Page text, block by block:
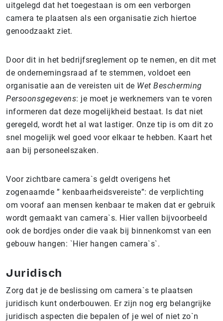
uitgelegd dat het toegestaan is om een verborgen
camera te plaatsen als een organisatie zich hiertoe
genoodzaakt ziet.
Door dit in het bedrijfsreglement op te nemen, en dit met
de ondernemingsraad af te stemmen, voldoet een
organisatie aan de vereisten uit de Wet Bescherming
Persoonsgegevens: je moet je werknemers van te voren
informeren dat deze mogelijkheid bestaat. Is dat niet
geregeld, wordt het al wat lastiger. Onze tip is om dit zo
snel mogelijk wel goed voor elkaar te hebben. Kaart het
aan bij personeelszaken.
Voor zichtbare camera`s geldt overigens het
zogenaamde ” kenbaarheidsvereiste”: de verplichting
om vooraf aan mensen kenbaar te maken dat er gebruik
wordt gemaakt van camera`s. Hier vallen bijvoorbeeld
ook de bordjes onder die vaak bij binnenkomst van een
gebouw hangen: `Hier hangen camera`s`.
Juridisch
Zorg dat je de beslissing om camera`s te plaatsen
juridisch kunt onderbouwen. Er zijn nog erg belangrijke
juridisch aspecten die bepalen of je wel of niet zo`n